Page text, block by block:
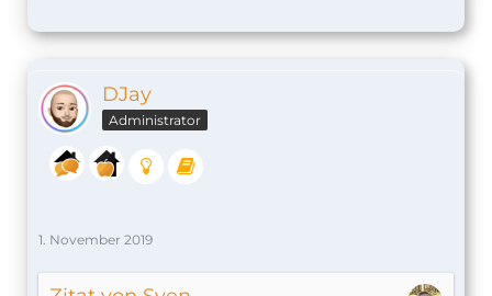
DJay
Administrator
1. November 2019